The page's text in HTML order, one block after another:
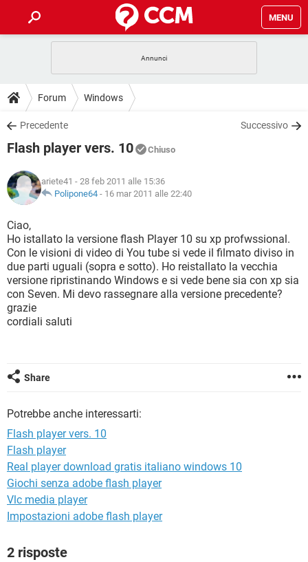
MENU
INTRATTENIMENTO
iOS
INSTAGRAM WHATSAPP
TIKTOK
HARDWARE
GUIDE
COVID-19
INSTAGRAM WHATSAPP
TIKTOK
HARDWARE
DOWNLOAD
COVID-19 GAMING
INTRATTENIMENTO
iOS WINDOWS 10
INSTAGRAM
TIKTOK FACEBOOK
HARDWARE
COVID-19 GAMING
INTRATTENIMENTO
iOS
INSTAGRAM WHATSAPP
TIKTOK FACEBOOK
HARDWARE
GLOSSARIO
COVID-19
INTRATTENIMENTO ANDROID
iOS WINDOWS 10
INSTAGRAM WHATSAPP
TIKTOK
Forum Windows
Precedente Successivo
Flash player vers. 10 Chiuso
ariete41 - 28 feb 2011 alle 15:36
Polipone64 - 16 mar 2011 alle 22:40
Ciao,
Ho istallato la versione flash Player 10 su xp profwssional.
Con le visioni di video di You tube si vede il filmato diviso in
due parti uguali (sopra e sotto). Ho reistallato la vecchia
versione ripristinando Windows e si vede bene sia con xp sia
con Seven. Mi devo rassegnare alla versione precedente?
grazie
cordiali saluti
Share
Potrebbe anche interessarti:
Flash player vers. 10
Flash player
Real player download gratis italiano windows 10
Giochi senza adobe flash player
Vlc media player
Impostazioni adobe flash player
2 risposte